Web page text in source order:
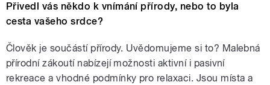
Přivedl vás někdo k vnímání přírody, nebo to byla
cesta vašeho srdce?
Člověk je součástí přírody. Uvědomujeme si to? Malebná
přírodní zákoutí nabízejí možnosti aktivní i pasivní
rekreace a vhodné podmínky pro relaxaci. Jsou místa a